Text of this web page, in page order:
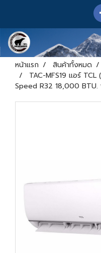
หน้าแรก สินค้าทั้งหมด
TAC-MFS19 แอร์
Speed R32 18,000